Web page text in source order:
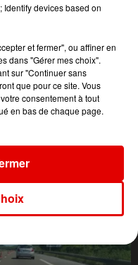
Identify devices based on
et fermer", ou affiner en
dans "Gérer mes choix".
sur "Continuer sans
que pour ce site. Vous
consentement à tout
en bas de chaque page.